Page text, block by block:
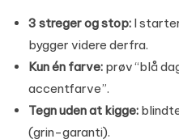
3 streger og stop: I
bygger videre derfra.
Kun én farve: prøv “blå
accentfarve”.
Tegn uden at kigge:
(grin-garanti).